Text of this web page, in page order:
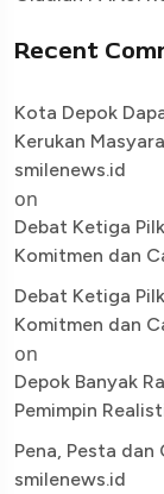
Recent
Kota Depok
Kerukan
smilenews.id
on
Debat Ketiga
Komitmen dan
Debat Ketiga
Komitmen dan
on
Depok Banyak
Pemimpin
Pena, Pesta
smilenews.id